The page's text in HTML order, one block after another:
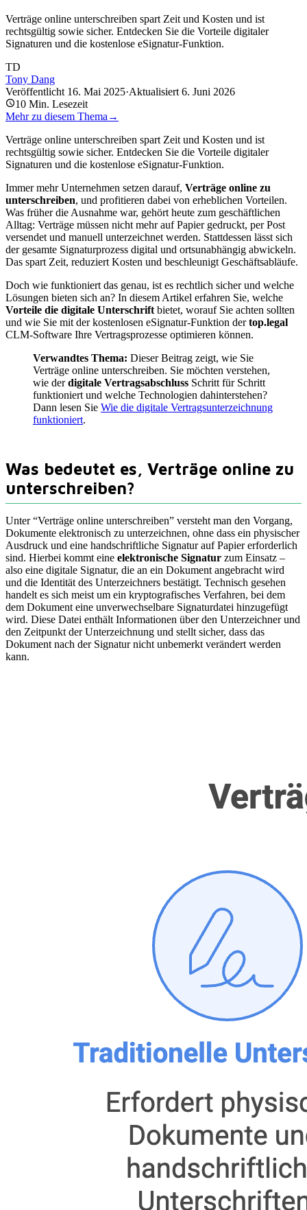
Verträge online unterschreiben spart Zeit und Kosten und ist
rechtsgültig sowie sicher. Entdecken Sie die Vorteile digitaler
Signaturen und die kostenlose eSignatur-Funktion.
TD
Tony Dang
Veröffentlicht 16. Mai 2025·Aktualisiert 6. Juni 2026
10 Min. Lesezeit
Mehr zu diesem Thema →
Verträge online unterschreiben spart Zeit und Kosten und ist
rechtsgültig sowie sicher. Entdecken Sie die Vorteile digitaler
Signaturen und die kostenlose eSignatur-Funktion.
Immer mehr Unternehmen setzen darauf, Verträge online zu
unterschreiben, und profitieren dabei von erheblichen Vorteilen.
Was früher die Ausnahme war, gehört heute zum geschäftlichen
Alltag: Verträge müssen nicht mehr auf Papier gedruckt, per Post
versendet und manuell unterzeichnet werden. Stattdessen lässt sich
der gesamte Signaturprozess digital und ortsunabhängig abwickeln.
Das spart Zeit, reduziert Kosten und beschleunigt Geschäftsabläufe.
Doch wie funktioniert das genau, ist es rechtlich sicher und welche
Lösungen bieten sich an? In diesem Artikel erfahren Sie, welche
Vorteile die digitale Unterschrift bietet, worauf Sie achten sollten
und wie Sie mit der kostenlosen eSignatur-Funktion dertop.legal
CLM-Software Ihre Vertragsprozesse optimieren können.
Verwandtes Thema: Dieser Beitrag zeigt, wie Sie
Verträge online unterschreiben. Sie möchten verstehen,
wie derdigitale Vertragsabschluss Schritt für Schritt
funktioniert und welche Technologien dahinterstehen?
Dann lesen Sie Wie die digitale Vertragsunterzeichnung
funktioniert.
Was bedeutet es, Verträge online zu
unterschreiben?
Unter “Verträge online unterschreiben” versteht man den Vorgang,
Dokumente elektronisch zu unterzeichnen, ohne dass ein physischer
Ausdruck und eine handschriftliche Signatur auf Papier erforderlich
sind. Hierbei kommt eine elektronische Signatur zum Einsatz –
also eine digitale Signatur, die an ein Dokument angebracht wird
und die Identität des Unterzeichners bestätigt. Technisch gesehen
handelt es sich meist um ein kryptografisches Verfahren, bei dem
dem Dokument eine unverwechselbare Signaturdatei hinzugefügt
wird. Diese Datei enthält Informationen über den Unterzeichner und
den Zeitpunkt der Unterzeichnung und stellt sicher, dass das
Dokument nach der Signatur nicht unbemerkt verändert werden
kann.